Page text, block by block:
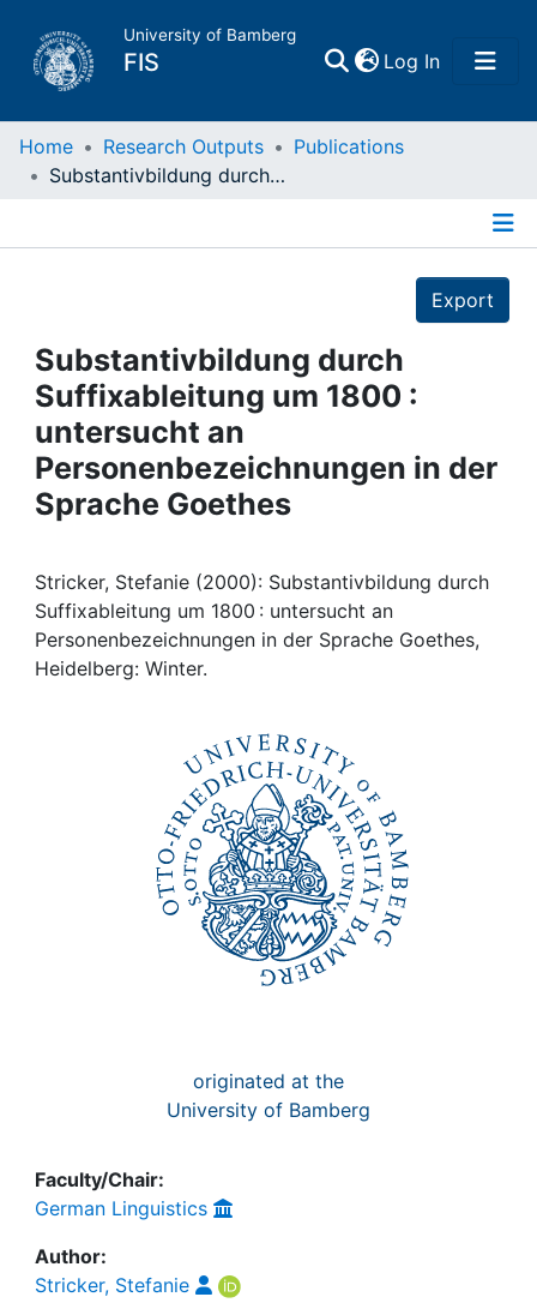
University of Bamberg
FIS Log In(current)
Home
Projects
People
Institutions
My FIS
Help
Home Research Outputs
Publications
Substantivbildung durch Suffixableitung um 1800 : untersucht an Personenbezeichnungen in der Sprache Goethes
Export
Substantivbildung durch
Suffixableitung um 1800 :
untersucht an
Personenbezeichnungen in der
Sprache Goethes
Stricker, Stefanie (2000): Substantivbildung durch
Suffixableitung um 1800 : untersucht an
Personenbezeichnungen in der Sprache Goethes,
Heidelberg: Winter.
originated at the
University of Bamberg
Faculty/Chair:
German Linguistics
Author:
Stricker, Stefanie